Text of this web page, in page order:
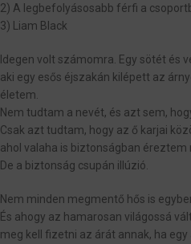
2) A legbefolyásosabb férfi a
3) Liam Black
Idegen volt számomra. Egy sötét és
aki egy esős éjszakán kilépett az
életem.
Nem tudtam a nevét, és azt sem,
Csak azt tudtam, hogy az ő karjai
ahol valaha is biztonságban éreztem
De a biztonság csupán illúzió.
Nem minden megmentő hős is
És ahogy az hamarosan világossá
meg kell fizetni az árát annak, ha